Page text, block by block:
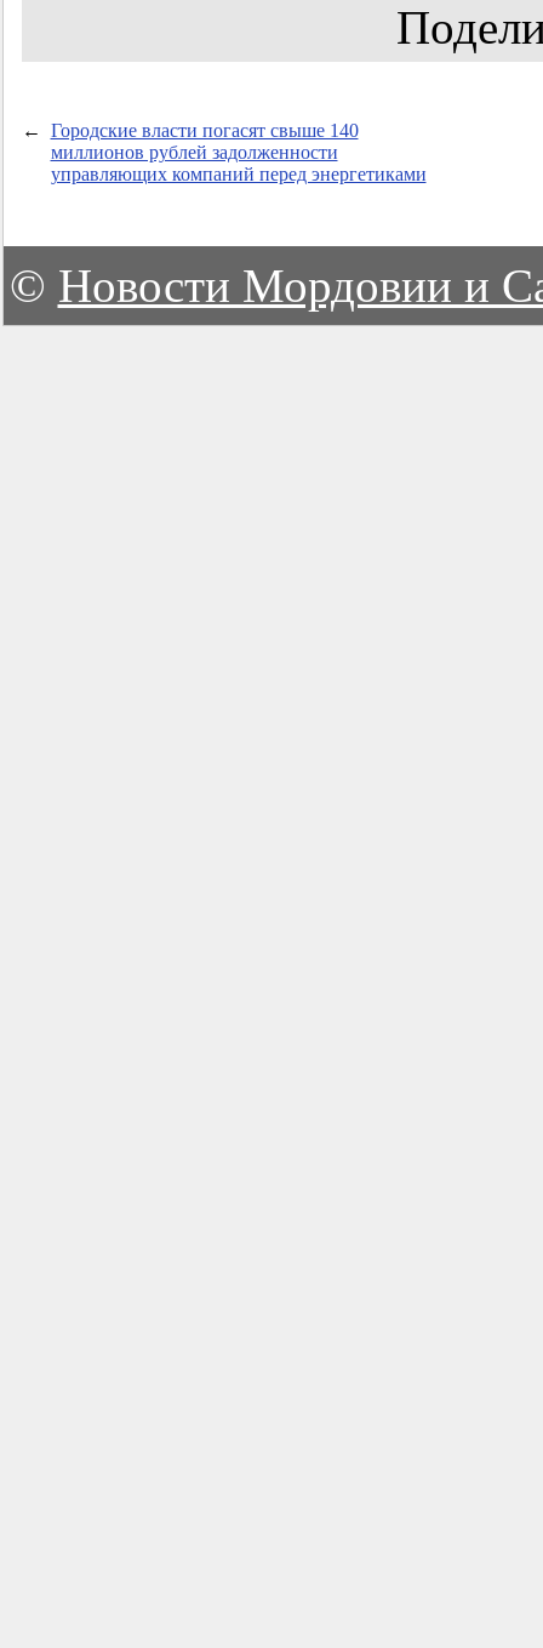
←
Городские власти погасят свыше 140
миллионов рублей задолженности
управляющих компаний перед энергетиками
© Новости Мордовии и